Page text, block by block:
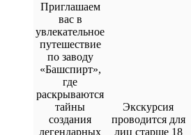
Приглашаем
вас в
увлекательное
путешествие
по заводу
«Башспирт»,
где
раскрываются
тайны
создания
легендарных
Экскурсия
проводится для
лиц старше 18